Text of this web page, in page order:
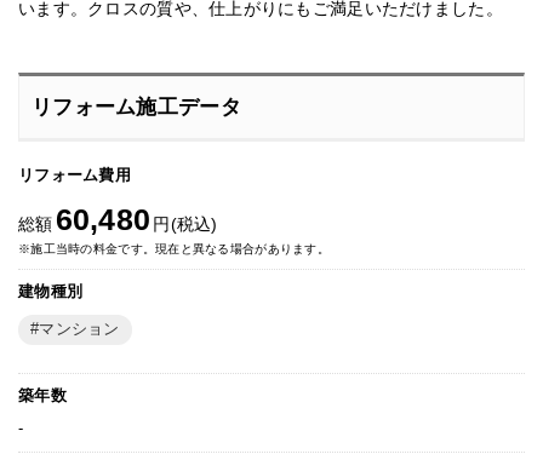
います。クロスの質や、仕上がりにもご満足いただけました。
リフォーム施工データ
リフォーム費用
総額 60,480 円(税込)
※施工当時の料金です。現在と異なる場合があります。
建物種別
マンション
築年数
-